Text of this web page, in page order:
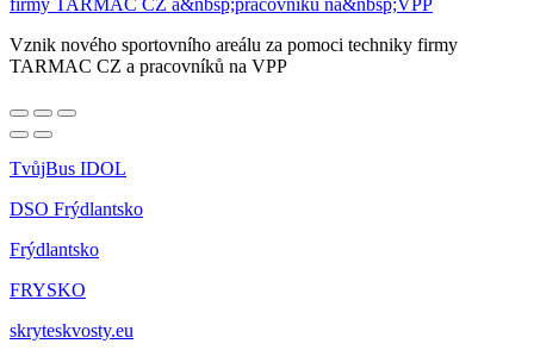
Vznik nového sportovního areálu za pomoci techniky firmy
TARMAC CZ a pracovníků na VPP
TvůjBus IDOL
DSO Frýdlantsko
Frýdlantsko
FRYSKO
skryteskvosty.eu